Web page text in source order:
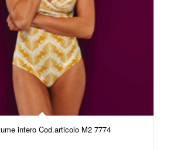
intero Cod.articolo M2 7774